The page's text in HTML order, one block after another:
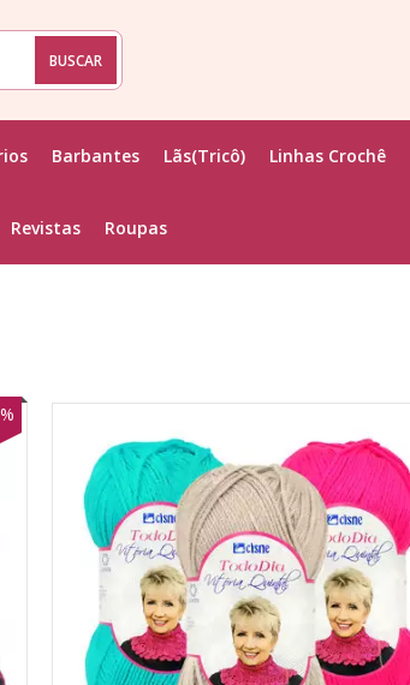
Barbantes Lãs(Tricô) Linhas Crochê
Revistas Roupas